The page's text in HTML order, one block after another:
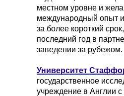
местном уровне и
международный опыт
за более короткий
последний год в
заведении за рубежом.
Университет
государственное
учреждение в Англии